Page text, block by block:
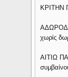
ΚΡΙΤΗΝ
χωρίς
ΑΙΤΙΩ